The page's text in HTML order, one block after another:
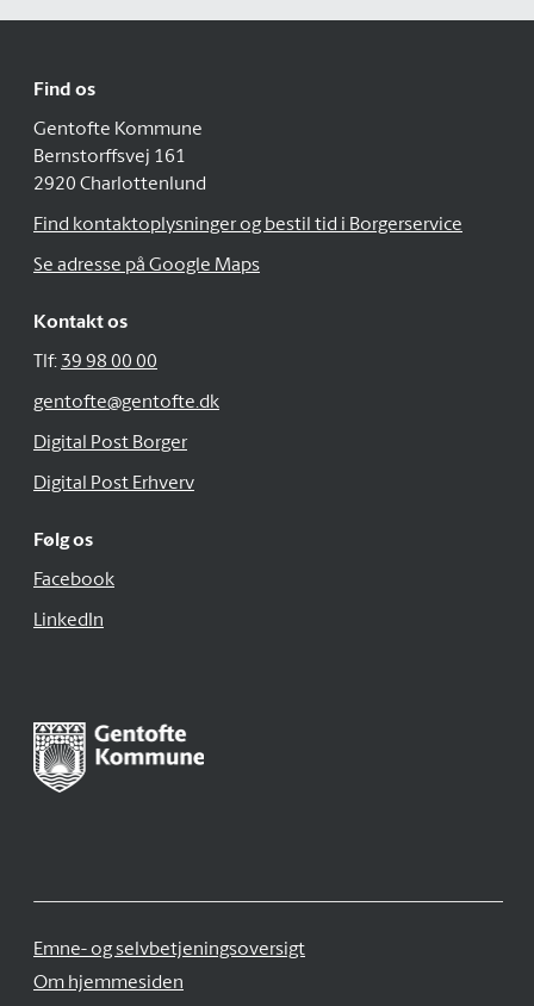
Find os
Gentofte Kommune
Bernstorffsvej 161
2920 Charlottenlund
Find kontaktoplysninger og bestil tid i Borgerservice
Se adresse på Google Maps
Kontakt os
Tlf: 39 98 00 00
gentofte@gentofte.dk
Digital Post Borger
Digital Post Erhverv
Følg os
Facebook
LinkedIn
Emne- og selvbetjeningsoversigt
Om hjemmesiden